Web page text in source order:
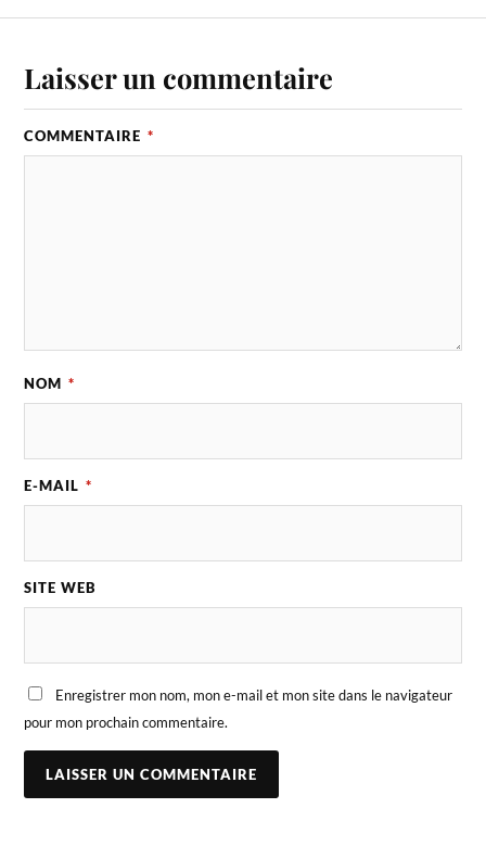
Laisser un commentaire
COMMENTAIRE *
NOM *
E-MAIL *
SITE WEB
Enregistrer mon nom, mon e-mail et mon site dans le navigateur
pour mon prochain commentaire.